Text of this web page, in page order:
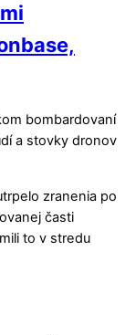
bombardovaní
a stovky dronov
zranenia po
časti
to v stredu